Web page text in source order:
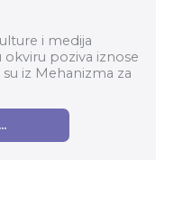
i medija
okviru poziva iznose
su iz Mehanizma za